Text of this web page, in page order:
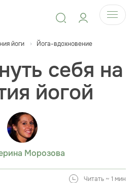
йоги Йога-вдохновение
себя на
йогой
Морозова
Читать ~ 1 мин